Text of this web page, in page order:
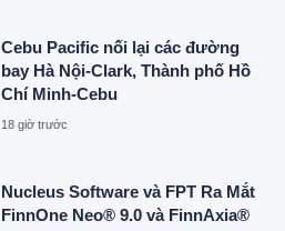
Cebu Pacific nối lại các đường
bay Hà Nội-Clark, Thành phố Hồ
Chí Minh-Cebu
18 giờ trước
Nucleus Software và FPT Ra Mắt
FinnOne Neo® 9.0 và FinnAxia®